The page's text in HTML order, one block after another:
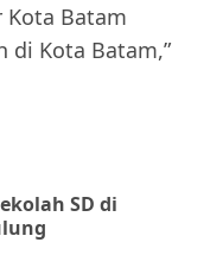
Batam
di Kota Batam,”
SD di